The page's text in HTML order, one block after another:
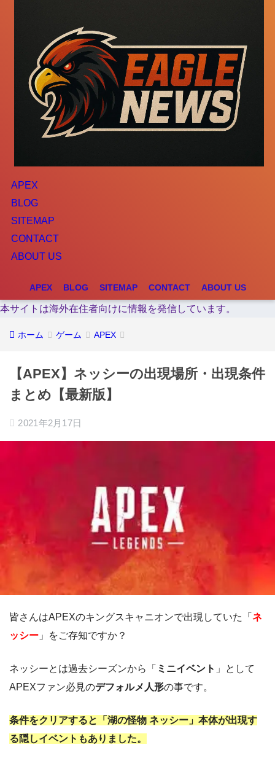
APEX
BLOG
SITEMAP
CONTACT
ABOUT US
APEX BLOG SITEMAP CONTACT ABOUT US
本サイトは海外在住者向けに情報を発信しています。
ホーム ゲーム APEX
【APEX】ネッシーの出現場所・出現条件
まとめ【最新版】
2021年2月17日
皆さんはAPEXのキングスキャニオンで出現していた「 ネ
ッシー 」をご存知ですか？
ネッシーとは過去シーズンから「 ミニイベント 」として
APEXファン必見のデフォルメ人形の事です。
条件をクリアすると「湖の怪物 ネッシー」本体が出現す
る隠しイベントもありました。